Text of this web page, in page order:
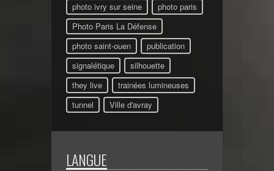
photo ivry sur seine
photo paris
Photo Paris La Défense
photo saint-ouen
publication
signalétique
silhouette
they live
trainées lumineuses
tunnel
Ville d'avray
LANGUE